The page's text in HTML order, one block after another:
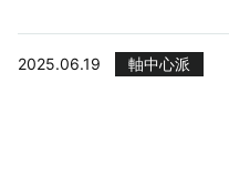
2025.06.19 軸中心派